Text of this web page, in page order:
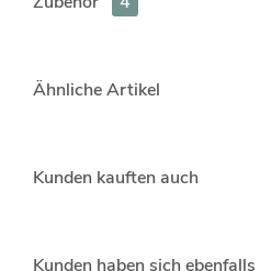
Ähnliche Artikel
Kunden kauften auch
Kunden haben sich